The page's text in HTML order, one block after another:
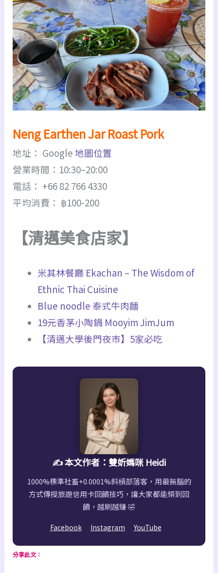
Neng Earthen Jar Roast Pork
地址： Google地圖位置
營業時間：10:30–20:00
電話： +66 82 766 4330
平均消費： ฿100-200
【清邁美食店家】
米其林餐廳 Ekachan – The Wisdom of
Ethnic Thai Cuisine
Blue noodle 泰式牛肉麵
19元香茅小陶鍋 Mooyim JimJum
【清邁大學後門夜市】5家必吃
✍️ 本文作者：雙妡媽咪 Heidi
1000%標準社畜+0.0001%斜槓部落客，用最無腦的
方式傳授旅遊信用卡回饋技巧，讓大家都能領到回
饋，越刷越賺 🤣
Facebook Instagram YouTube
分享此文：